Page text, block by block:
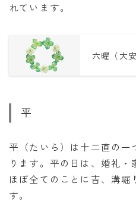
れています。
六曜（大
平
平（たいら）は十二直の
ります。平の日は、婚礼・
ほぼ全てのことに吉、溝堀
す。